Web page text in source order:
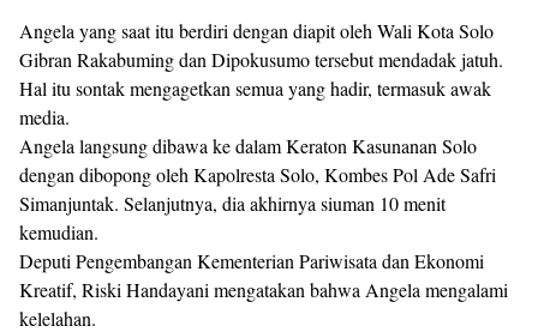
Angela yang saat itu berdiri dengan diapit oleh Wali Kota Solo
Gibran Rakabuming dan Dipokusumo tersebut mendadak jatuh.
Hal itu sontak mengagetkan semua yang hadir, termasuk awak
media.
Angela langsung dibawa ke dalam Keraton Kasunanan Solo
dengan dibopong oleh Kapolresta Solo, Kombes Pol Ade Safri
Simanjuntak. Selanjutnya, dia akhirnya siuman 10 menit
kemudian.
Deputi Pengembangan Kementerian Pariwisata dan Ekonomi
Kreatif, Riski Handayani mengatakan bahwa Angela mengalami
kelelahan.